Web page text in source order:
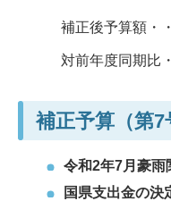
補正後予算額・
対前年度同期比
補正予算（第
令和2年7月豪雨
国県支出金の決